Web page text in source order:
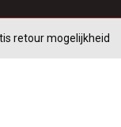
retour mogelijkheid